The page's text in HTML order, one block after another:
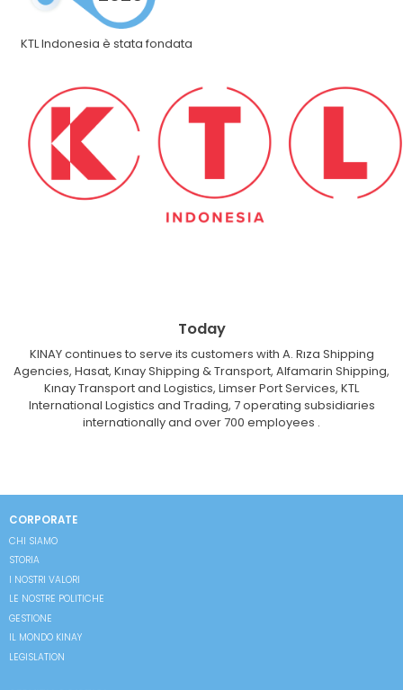
KTL Indonesia è stata fondata
Today
KINAY continues to serve its customers with A. Rıza Shipping
Agencies, Hasat, Kınay Shipping & Transport, Alfamarin Shipping,
Kınay Transport and Logistics, Limser Port Services, KTL
International Logistics and Trading, 7 operating subsidiaries
internationally and over 700 employees .
CORPORATE
CHI SIAMO
STORIA
I NOSTRI VALORI
LE NOSTRE POLITICHE
GESTIONE
IL MONDO KINAY
LEGISLATION